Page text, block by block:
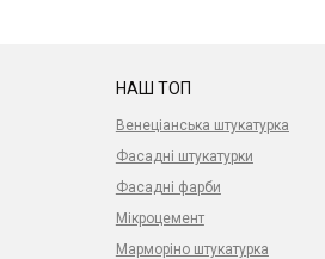
НАШ ТОП
Венеціанська штукатурка
Фасадні штукатурки
Фасадні фарби
Мікроцемент
Марморіно штукатурка